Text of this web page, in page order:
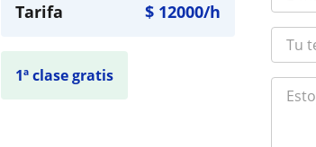
Tarifa $ 12000/h
1ª clase gratis